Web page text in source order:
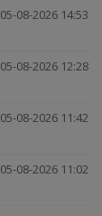
05-08-2026 14:53
05-08-2026 12:28
05-08-2026 11:42
05-08-2026 11:02